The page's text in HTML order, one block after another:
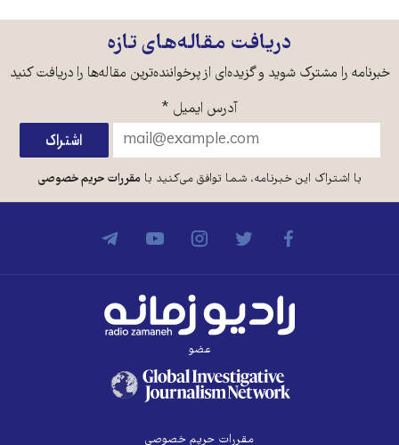
دریافت مقاله‌های تازه
خبرنامه را مشترک شوید و گزیده‌ای از پرخواننده‌ترین مقاله‌ها را دریافت کنید
آدرس ایمیل *
با اشتراک این خبرنامه، شما توافق می‌کنید بامقررات حریم خصوصی
عضو
مقررات حریم خصوصی